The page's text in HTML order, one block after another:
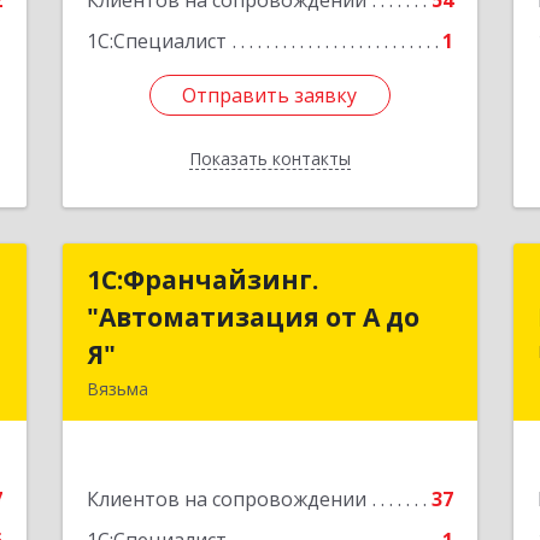
1С:Специалист
1
Отправить заявку
Показать контакты
Отправить заявку
Назад
1С:Франчайзинг.
"Автоматизация от А до
Я"
Вязьма
Клиентов на сопровождении
37
1С:Франчайзинг.
"Автоматизация от А до
Подробнее